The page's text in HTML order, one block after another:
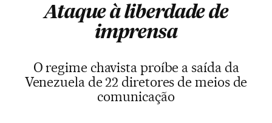
Ataque à liberdade de
imprensa
O regime chavista proíbe a saída da
Venezuela de 22 diretores de meios de
comunicação